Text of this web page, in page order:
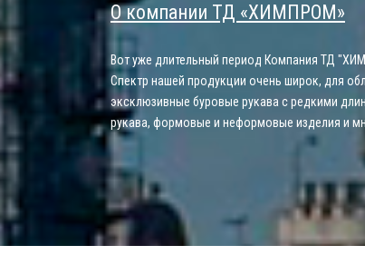
О компании ТД «ХИМПРОМ»
Вот уже длительный период Компания ТД
Спектр нашей продукции очень широк, для
эксклюзивные буровые рукава с редкими
рукава, формовые и неформовые изделия и